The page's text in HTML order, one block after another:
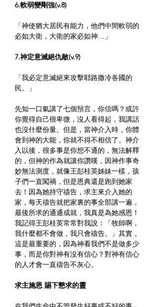
6.軟弱變剛強(v.8)
「神使猶大居民有能力，他們中間軟弱的
必如大衛，大衛的家必如神…」
7.神定意滅絕仇敵(v.9)
「我必定意滅絕來攻擊耶路撒冷各國的
民。」
先知一口氣講了七個預言，你信嗎？或許
你覺得自己很卑微，沒人看得起，我講話
也沒什麼份量。但是，當神介入時，你體
會到神的大能，你就不得不相信了。神介
入以後，很多事是你想不通的，無法解釋
的，但神的作為就讓你讚嘆，因神作事奇
妙無法測度，就像王彭桂英姊妹一樣，孩
子們一直闖禍，但是恩典還是跑到她家
去！因為她持守禱告，求主來介入她的
家，每天禱告就把家裏的事全部講一遍，
最後所求的通通成就，我真是為她感恩！
我記得王彭桂英常常對我說：「牧師啊，
我什麼都不會做，我只會禱告。」其實，
這是最重要的，因為神看我們不是做多少
事，而是你對神有沒有信心？對神有信心
的人才會一直禱告不灰心。
求主施恩 賜下懇求的靈